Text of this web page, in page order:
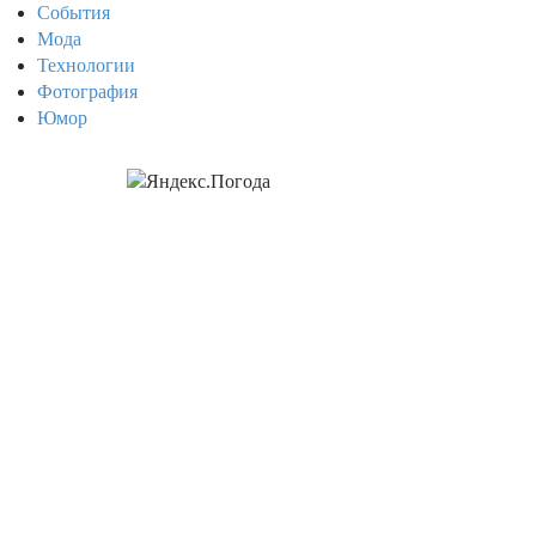
События
Мода
Технологии
Фотография
Юмор